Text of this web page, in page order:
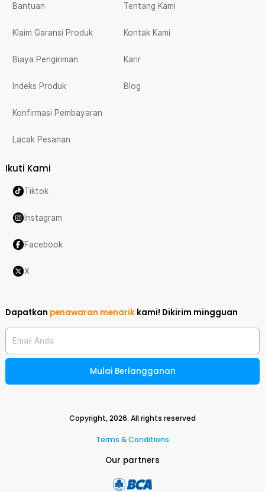
Bantuan
Klaim Garansi Produk
Biaya Pengiriman
Indeks Produk
Konfirmasi Pembayaran
Lacak Pesanan
Tentang Kami
Kontak Kami
Karir
Blog
Ikuti Kami
Tiktok
Instagram
Facebook
X
Dapatkan penawaran menarik kami! Dikirim mingguan
Email Anda
Mulai Berlangganan
Copyright,2026. All rights reserved
Terms & Conditions
Our partners